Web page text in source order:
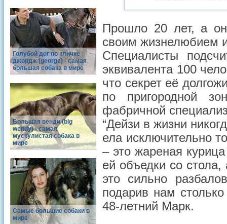
Голубой дог по кличке
джордж (george) - самая
большая собака в мире
Большая венди (big
wendy) - самая
мускулистая собака в
мире
Самые большие собаки в
мире
Прошло 20 лет, а
своим жизнелюбием
Специалисты
эквивалента 100
что секрет её
по пригородной
фабричной
“Дейзи в жизни
ела исключительно
– это жареная
ей объедки со
это сильно
подарив нам
48-летний Марк.